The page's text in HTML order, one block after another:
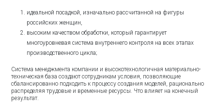
идеальной посадкой, изначально рассчитанной на фигуры
российских женщин,
высоким качеством обработки, который гарантирует
многоуровневая система внутреннего контроля на всех этапах
производственного цикла;
Система менеджмента компании и высокотехнологичная материально-
техническая база создают сотрудникам условия, позволяющие
сбалансированно подходить к процессу создания моделей, рационально
распределяя трудовые и временные ресурсы. Что влияет на конечный
результат.